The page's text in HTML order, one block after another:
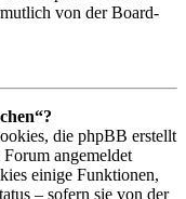
von der Board-
die phpBB erstellt
angemeldet
einige Funktionen,
– sofern sie von der